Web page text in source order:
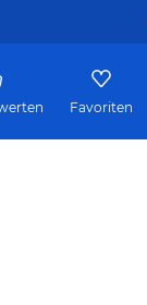
Favoriten